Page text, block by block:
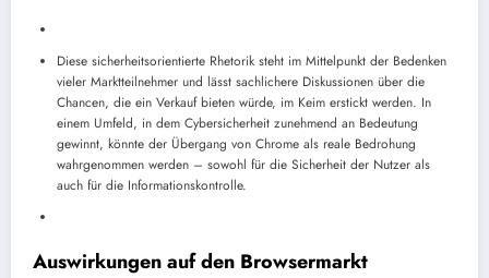
Diese sicherheitsorientierte Rhetorik steht im Mittelpunkt der Bedenken
vieler Marktteilnehmer und lässt sachlichere Diskussionen über die
Chancen, die ein Verkauf bieten würde, im Keim erstickt werden. In
einem Umfeld, in dem Cybersicherheit zunehmend an Bedeutung
gewinnt, könnte der Übergang von Chrome als reale Bedrohung
wahrgenommen werden – sowohl für die Sicherheit der Nutzer als
auch für die Informationskontrolle.
Auswirkungen auf den Browsermarkt